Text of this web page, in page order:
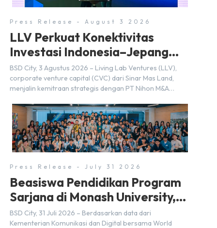
Press Release - August 3 2026
LLV Perkuat Konektivitas
Investasi Indonesia–Jepang
(FDI) pada 2025
BSD City, 3 Agustus 2026 – Living Lab Ventures (LLV),
corporate venture capital (CVC) dari Sinar Mas Land,
menjalin kemitraan strategis dengan PT Nihon M&A
Holdings Inc. Kemitraan tersebut ditandai dengan
penandatanganan Memorandum of Understanding
(MoU) oleh Bayu Seto (Partner at Living Lab Ventures)
dan Kosuke Kawata […]
Press Release - July 31 2026
Beasiswa Pendidikan Program
Sarjana di Monash University,
BSD City
BSD City, 31 Juli 2026 – Berdasarkan data dari
Kementerian Komunikasi dan Digital bersama World